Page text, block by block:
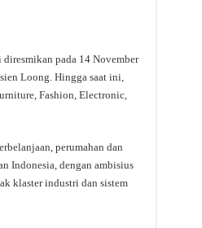
pada 14 November
Loong. Hingga saat ini,
Fashion, Electronic,
perumahan dan
Indonesia, dengan ambisius
klaster industri dan sistem